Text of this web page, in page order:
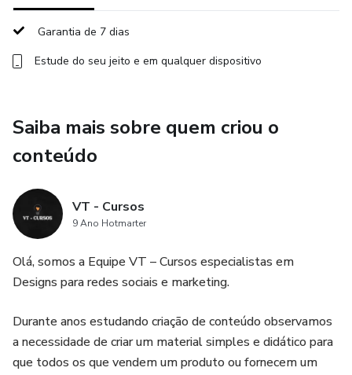
Garantia de 7 dias
Estude do seu jeito e em qualquer dispositivo
Saiba mais sobre quem criou o
conteúdo
VT - Cursos
9 Ano Hotmarter
Olá, somos a Equipe VT – Cursos especialistas em
Designs para redes sociais e marketing.
Durante anos estudando criação de conteúdo observamos
a necessidade de criar um material simples e didático para
que todos os que vendem um produto ou fornecem um